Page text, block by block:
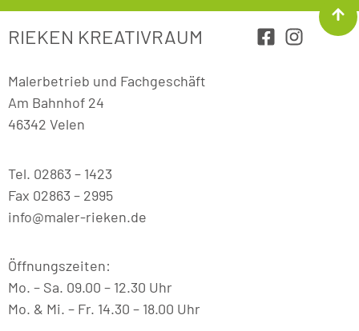
RIEKEN KREATIVRAUM
Malerbetrieb und Fachgeschäft
Am Bahnhof 24
46342 Velen
Tel. 02863 – 1423
Fax 02863 – 2995
info@maler-rieken.de
Öffnungszeiten:
Mo. – Sa. 09.00 – 12.30 Uhr
Mo. & Mi. – Fr. 14.30 – 18.00 Uhr